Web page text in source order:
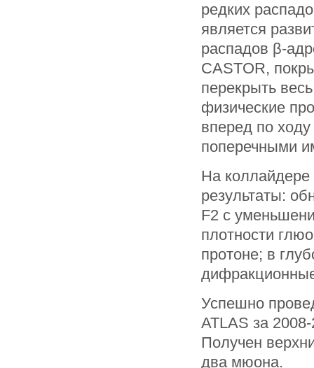
редких
является
распадов β-
CASTOR,
перекрыть
физические
вперед по
поперечными
На
результаты:
F2 с
плотности
протоне; в
Успешно
ATLAS за
Получен
два мюона.